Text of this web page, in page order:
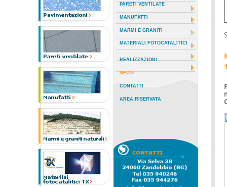
PARETI VENTILATE
MANUFATTI
MARMI E GRANITI
MATERIALI FOTOCATALITICI
REALIZZAZIONI
NEWS
CONTATTI
AREA RISERVATA